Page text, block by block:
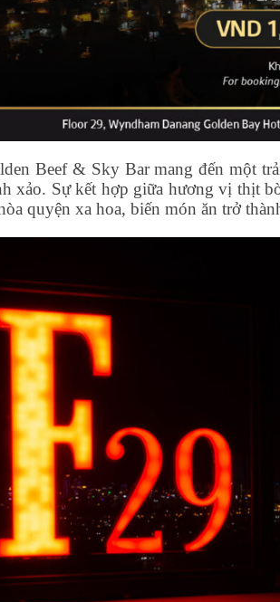
Beef & Sky Bar mang đến một
xảo. Sự kết hợp giữa hương vị thịt
quyện xa hoa, biến món ăn trở